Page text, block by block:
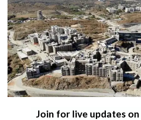
Join for live updates on